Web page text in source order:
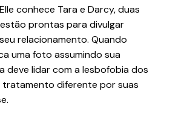
conhece Tara e Darcy, duas
prontas para divulgar
relacionamento. Quando
uma foto assumindo sua
deve lidar com a lesbofobia dos
diferente por suas